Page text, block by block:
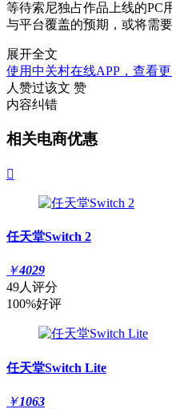
等待索尼独占作品上线的PC
与平台覆盖的预期，或将需要
展开全文
使用中关村在线APP，查看
人赞过该文 赞
内容纠错
相关电商优惠

任天堂Switch 2
￥4029
49人评分
100%好评
任天堂Switch Lite
￥1063